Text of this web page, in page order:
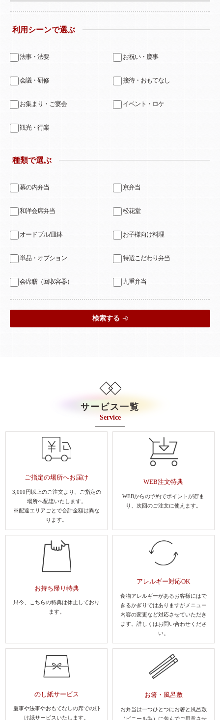
利用シーンで選ぶ
法事・法要 お祝い・慶事
会議・研修 接待・おもてなし
お集まり・ご宴会 イベント・ロケ
観光・行楽
種類で選ぶ
幕の内弁当 京弁当
和洋会席弁当 松花堂
オードブル/皿鉢 お子様向け料理
単品・オプション 特選こだわり弁当
会席膳（回収容器） 九重弁当
検索する
サービス一覧
Service
ご指定の場所へお届け
3,000円以上のご注文より、
ご指定の
場所へ配達いたします。
※配達エリアごとで合計金額は異な
ります。
WEB注文特典
WEBからの予約でポイントが貯ま
り、 次回のご注文に使えます。
お持ち帰り特典
只今、こちらの特典は休止しており
ます。
アレルギー対応OK
食物アレルギーがあるお客様にはで
きるかぎりではありますがメニュー
内容の変更など対応させていただき
ます。 詳しくはお問い合わせくださ
い。
のし紙サービス
慶事や法事やおもてなしの席での掛
け紙サービスいたします。
お箸・風呂敷
お弁当は一つひとつにお箸と風呂敷
（ビニール製）に包んでご用意させ